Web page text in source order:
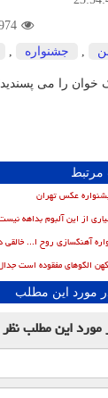
جشنواره
خوان را می
مرتبط
عکس تهران
از این آلبوم بداهه
آهنگسازی روح ا... خالقی
الگوهای مفقوده است
مورد این مطلب
مورد این مطلب